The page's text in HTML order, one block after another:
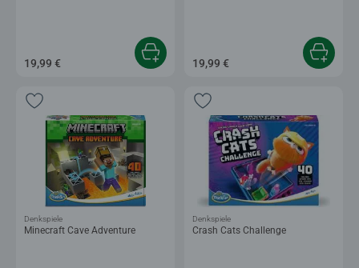
19,99 € 19,99 €
Minecraft Cave Adventure
Denkspiele
Crash Cats Challenge
Denkspiele